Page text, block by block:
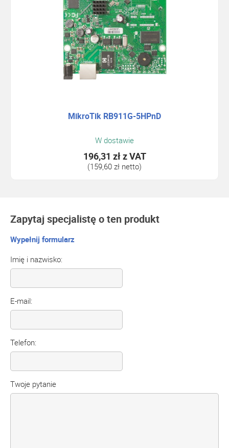
MikroTik RB911G-5HPnD
W dostawie
196,31 złz VAT
(159,60 zł netto)
Zapytaj specjalistę o ten produkt
Wypełnij formularz
Imię i nazwisko:
E-mail:
Telefon:
Twoje pytanie